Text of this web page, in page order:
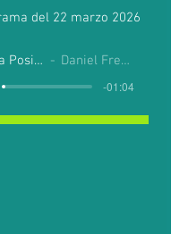
del 22 marzo 2026
Vibra Positiva Daniel Fregoso
-01:04